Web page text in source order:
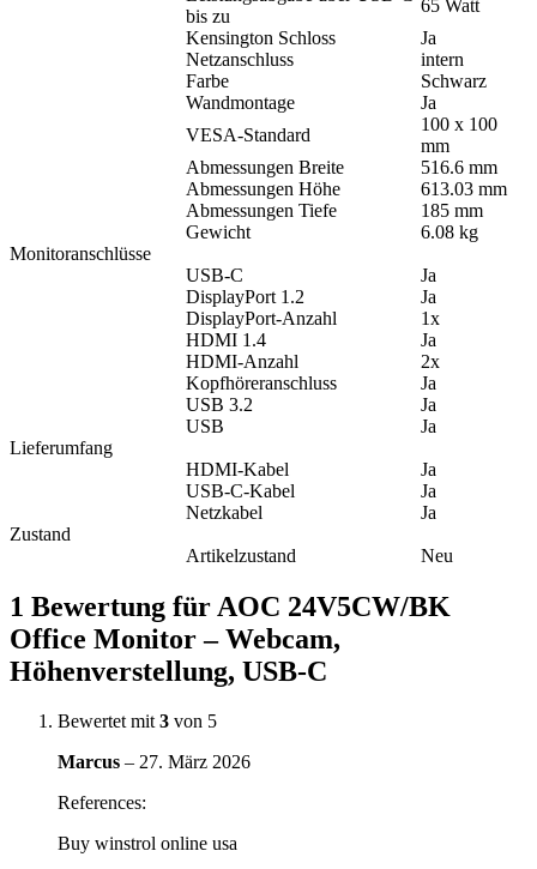
bis zu
65 Watt
Kensington Schloss
Ja
Netzanschluss
intern
Farbe
Schwarz
Wandmontage
Ja
VESA-Standard
100 x 100
mm
Abmessungen Breite
516.6 mm
Abmessungen Höhe
613.03 mm
Abmessungen Tiefe
185 mm
Gewicht
6.08 kg
Monitoranschlüsse
USB-C
Ja
DisplayPort 1.2
Ja
DisplayPort-Anzahl
1x
HDMI 1.4
Ja
HDMI-Anzahl
2x
Kopfhöreranschluss
Ja
USB 3.2
Ja
USB
Ja
Lieferumfang
HDMI-Kabel
Ja
USB-C-Kabel
Ja
Netzkabel
Ja
Zustand
Artikelzustand
Neu
1 Bewertung für AOC 24V5CW/BK
Office Monitor – Webcam,
Höhenverstellung, USB-C
Bewertet mit3 von 5
Marcus – 27. März 2026
References:
Buy winstrol online usa